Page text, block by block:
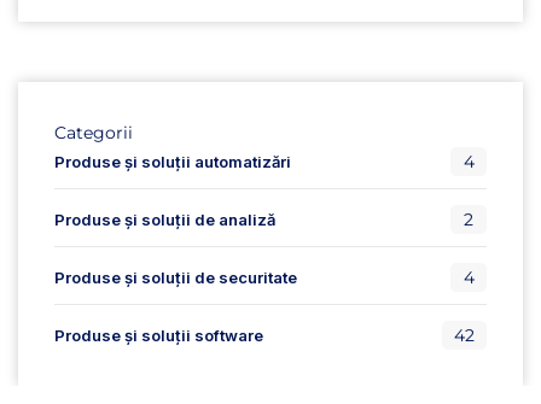
Categorii
Produse și soluții automatizări 4
Produse și soluții de analiză 2
Produse și soluții de securitate 4
Produse și soluții software 42